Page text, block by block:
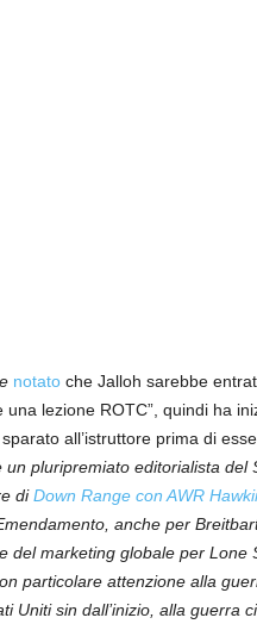
notatoche Jalloh sarebbe
una lezione ROTC”, quindi ha
all’istruttore prima di
un pluripremiato editorialista
diDown Range con AWR
anche per
del marketing globale per
particolare attenzione alla
Uniti sin dall’inizio, alla guerra